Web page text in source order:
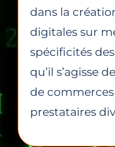
dans la
digitales sur
spécificités
qu’il s’agisse
de
prestataires